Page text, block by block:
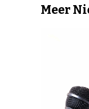
Meer